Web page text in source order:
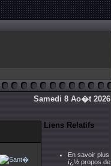
Samedi 8 Ao�t 2026
Liens Relatifs
En savoir plus
ï¿½ propos de